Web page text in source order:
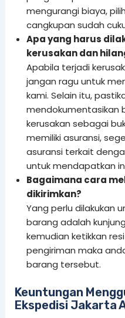
mengurangi biaya,
cangkupan sudah
Apa yang harus
kerusakan dan
Apabila terjadi
jangan ragu untuk
kami. Selain itu,
mendokumentasikan
kerusakan sebagai
memiliki asuransi,
asuransi terkait
untuk mendapatkan
Bagaimana cara
dikirimkan?
Yang perlu dilakukan
barang adalah
kemudian ketikkan
pengiriman maka
barang tersebut.
Keuntungan
Ekspedisi Jakarta